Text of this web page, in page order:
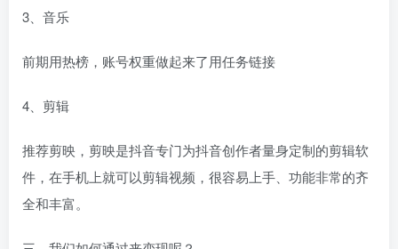
3、音乐
前期用热榜，账号权重做起来了用任务链接
4、剪辑
推荐剪映，剪映是抖音专门为抖音创作者量身定制的剪辑软
件，在手机上就可以剪辑视频，很容易上手、功能非常的齐
全和丰富。